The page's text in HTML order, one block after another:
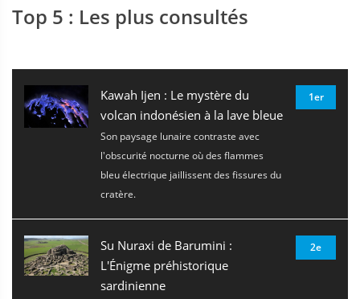
Top 5 : Les plus consultés
Kawah Ijen : Le mystère du
volcan indonésien à la lave bleue
Son paysage lunaire contraste avec
l'obscurité nocturne où des flammes
bleu électrique jaillissent des fissures du
cratère.
1er
Su Nuraxi de Barumini :
L'Énigme préhistorique
sardinienne
2e